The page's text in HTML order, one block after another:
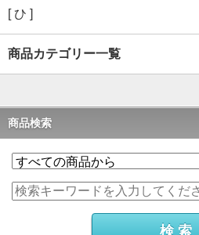
[ ひ ]
商品カテゴリー一覧
商品検索